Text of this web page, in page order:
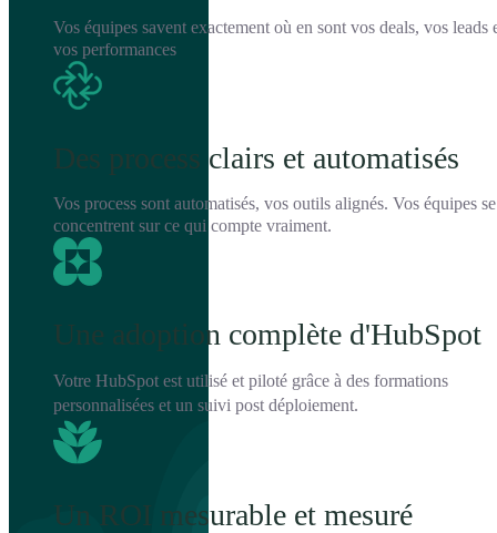
Vos équipes savent exactement où en sont vos deals, vos leads
vos performances
Des process clairs et automatisés
Vos process sont automatisés, vos outils alignés. Vos équipes se
concentrent sur ce qui compte vraiment.
Une adoption complète d'HubSpot
Votre HubSpot est utilisé et piloté grâce à des formations
personnalisées et un suivi post déploiement.
Un ROI mesurable et mesuré